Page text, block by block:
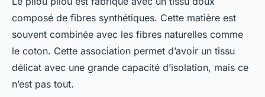
composé de fibres synthétiques. Cette matière est
souvent combinée avec les fibres naturelles comme
le coton. Cette association permet d’avoir un tissu
délicat avec une grande capacité d’isolation, mais ce
n’est pas tout.